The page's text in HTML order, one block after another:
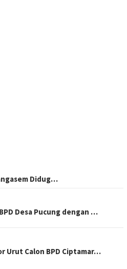
Didug…
Desa Pucung dengan …
Urut Calon BPD Ciptamar…